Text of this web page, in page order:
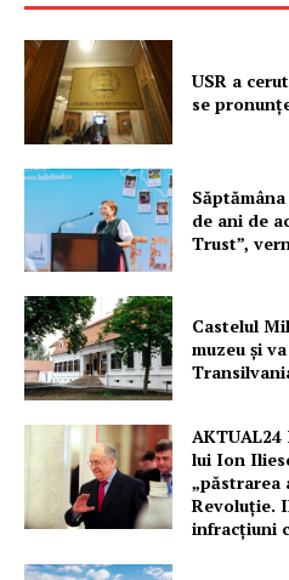
PRESShub
Despre noi / Echipa
Proiecte editoriale
Rețea
Contact
USR a
se
de ani de
Trust”,
Castelul
muzeu şi
lui Ion
„păstrarea
Revoluție.
infracțiuni